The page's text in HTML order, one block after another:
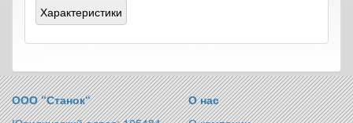
Характеристики
ООО “Станок“
О нас